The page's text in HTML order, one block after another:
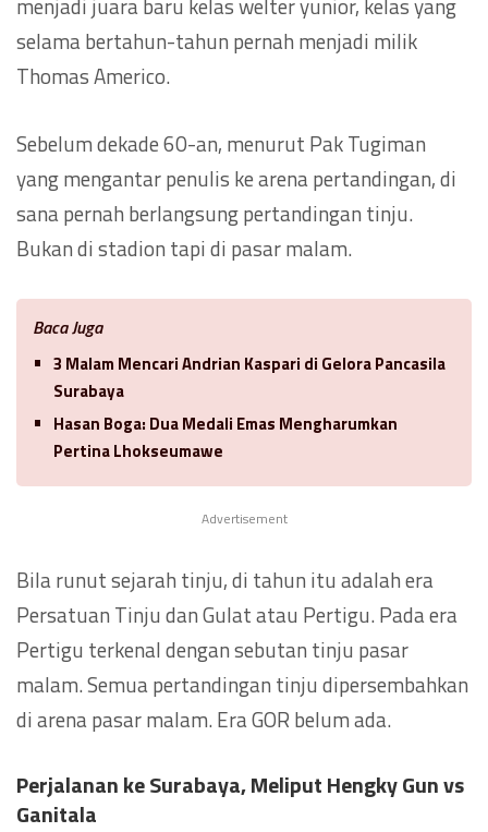
selama bertahun-tahun pernah menjadi milik
Thomas Americo.
Sebelum dekade 60-an, menurut Pak Tugiman
yang mengantar penulis ke arena pertandingan, di
sana pernah berlangsung pertandingan tinju.
Bukan di stadion tapi di pasar malam.
Baca Juga
3 Malam Mencari Andrian Kaspari di Gelora Pancasila
Surabaya
Hasan Boga: Dua Medali Emas Mengharumkan
Pertina Lhokseumawe
Advertisement
Bila runut sejarah tinju, di tahun itu adalah era
Persatuan Tinju dan Gulat atau Pertigu. Pada era
Pertigu terkenal dengan sebutan tinju pasar
malam. Semua pertandingan tinju dipersembahkan
di arena pasar malam. Era GOR belum ada.
Perjalanan ke Surabaya, Meliput Hengky Gun vs
Ganitala